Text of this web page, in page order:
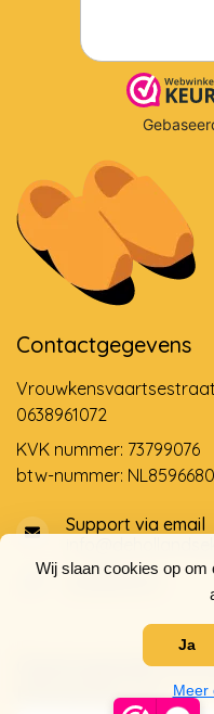
Wij slaan cookies op om
Ja
Meer
Contactgegevens
0638961072
KVK nummer: 73799076
btw-nummer:
Support via email
Openingstijden
Klantenservice